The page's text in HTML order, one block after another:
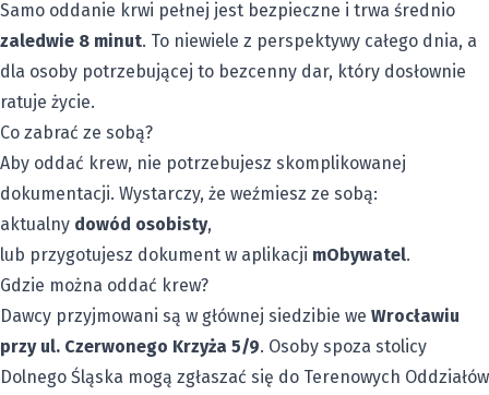
Samo oddanie krwi pełnej jest bezpieczne i trwa średnio
zaledwie 8 minut. To niewiele z perspektywy całego dnia, a
dla osoby potrzebującej to bezcenny dar, który dosłownie
ratuje życie.
Co zabrać ze sobą?
Aby oddać krew, nie potrzebujesz skomplikowanej
dokumentacji. Wystarczy, że weźmiesz ze sobą:
aktualny dowód osobisty,
lub przygotujesz dokument w aplikacji mObywatel.
Gdzie można oddać krew?
Dawcy przyjmowani są w głównej siedzibie we Wrocławiu
przy ul. Czerwonego Krzyża 5/9. Osoby spoza stolicy
Dolnego Śląska mogą zgłaszać się do Terenowych Oddziałów